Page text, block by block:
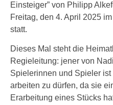
Einsteiger” von Philipp
Freitag, den 4. April 2025
statt.
Dieses Mal steht die
Regieleitung: jener von
Spielerinnen und Spieler
arbeiten zu dürfen, da sie
Erarbeitung eines Stücks